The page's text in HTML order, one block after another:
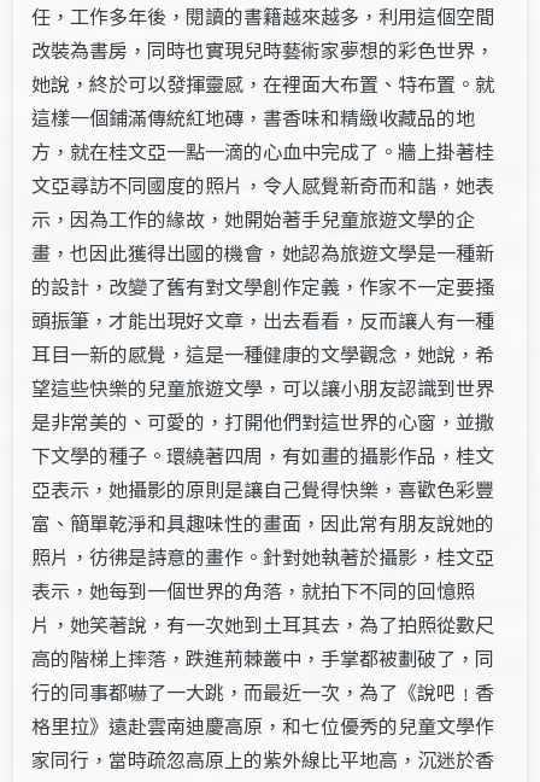
任，工作多年後，閱讀的書籍越來越多，利用這個空間
改裝為書房，同時也實現兒時藝術家夢想的彩色世界，
她說，終於可以發揮靈感，在裡面大布置、特布置。就
這樣一個鋪滿傳統紅地磚，書香味和精緻收藏品的地
方，就在桂文亞一點一滴的心血中完成了。牆上掛著桂
文亞尋訪不同國度的照片，令人感覺新奇而和諧，她表
示，因為工作的緣故，她開始著手兒童旅遊文學的企
畫，也因此獲得出國的機會，她認為旅遊文學是一種新
的設計，改變了舊有對文學創作定義，作家不一定要搔
頭振筆，才能出現好文章，出去看看，反而讓人有一種
耳目一新的感覺，這是一種健康的文學觀念，她說，希
望這些快樂的兒童旅遊文學，可以讓小朋友認識到世界
是非常美的、可愛的，打開他們對這世界的心窗，並撒
下文學的種子。環繞著四周，有如畫的攝影作品，桂文
亞表示，她攝影的原則是讓自己覺得快樂，喜歡色彩豐
富、簡單乾淨和具趣味性的畫面，因此常有朋友說她的
照片，彷彿是詩意的畫作。針對她執著於攝影，桂文亞
表示，她每到一個世界的角落，就拍下不同的回憶照
片，她笑著說，有一次她到土耳其去，為了拍照從數尺
高的階梯上摔落，跌進荊棘叢中，手掌都被劃破了，同
行的同事都嚇了一大跳，而最近一次，為了《說吧﹗香
格里拉》遠赴雲南迪慶高原，和七位優秀的兒童文學作
家同行，當時疏忽高原上的紫外線比平地高，沉迷於香